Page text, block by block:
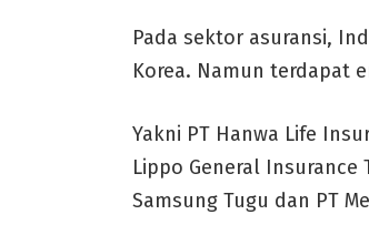
Pada sektor asuransi,
Korea. Namun terdapat
Yakni PT Hanwa Life
Lippo General Insurance
Samsung Tugu dan PT